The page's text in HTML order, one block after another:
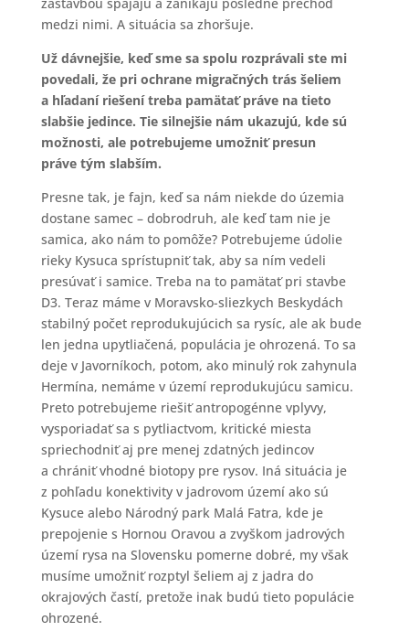
medzi nimi. A situácia sa zhoršuje.
Už dávnejšie, keď sme sa spolu rozprávali ste mi
povedali, že pri ochrane migračných trás šeliem
a hľadaní riešení treba pamätať práve na tieto
slabšie jedince. Tie silnejšie nám ukazujú, kde sú
možnosti, ale potrebujeme umožniť presun
práve tým slabším.
Presne tak, je fajn, keď sa nám niekde do územia
dostane samec – dobrodruh, ale keď tam nie je
samica, ako nám to pomôže? Potrebujeme údolie
rieky Kysuca sprístupniť tak, aby sa ním vedeli
presúvať i samice. Treba na to pamätať pri stavbe
D3. Teraz máme v Moravsko-sliezkych Beskydách
stabilný počet reprodukujúcich sa rysíc, ale ak bude
len jedna upytliačená, populácia je ohrozená. To sa
deje v Javorníkoch, potom, ako minulý rok zahynula
Hermína, nemáme v území reprodukujúcu samicu.
Preto potrebujeme riešiť antropogénne vplyvy,
vysporiadať sa s pytliactvom, kritické miesta
spriechodniť aj pre menej zdatných jedincov
a chrániť vhodné biotopy pre rysov. Iná situácia je
z pohľadu konektivity v jadrovom území ako sú
Kysuce alebo Národný park Malá Fatra, kde je
prepojenie s Hornou Oravou a zvyškom jadrových
území rysa na Slovensku pomerne dobré, my však
musíme umožniť rozptyl šeliem aj z jadra do
okrajových častí, pretože inak budú tieto populácie
ohrozené.